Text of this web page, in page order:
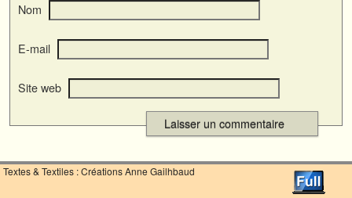
Nom
E-mail
Site web
Textes & Textiles : Créations Anne Gailhbaud